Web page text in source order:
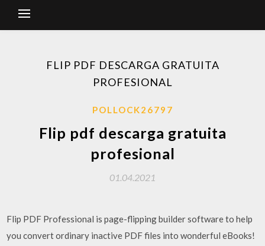
FLIP PDF DESCARGA GRATUITA
PROFESIONAL
POLLOCK26797
Flip pdf descarga gratuita
profesional
01.04.2021
Flip PDF Professional is page-flipping builder software to help
you convert ordinary inactive PDF files into wonderful eBooks!